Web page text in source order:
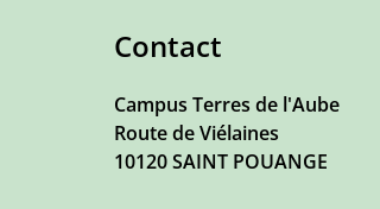
Contact
Campus Terres de l'Aube
Route de Viélaines
10120SAINT POUANGE